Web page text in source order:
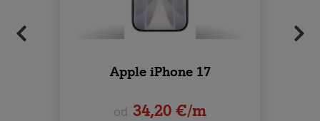
Apple iPhone 17
od 34,20 €/m